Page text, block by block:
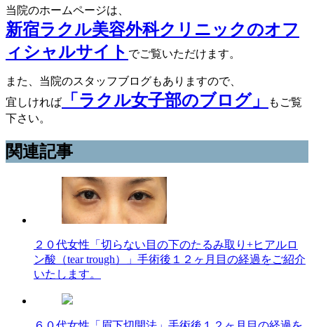
当院のホームページは、
新宿ラクル美容外科クリニックのオフ
ィシャルサイト でご覧いただけます。
また、当院のスタッフブログもありますので、
宜しければ
「ラクル女子部のブログ」
もご覧
下さい。
関連記事
２０代女性「切らない目の下のたるみ取り+ヒアルロ
ン酸（tear trough）」手術後１２ヶ月目の経過をご紹介
いたします。